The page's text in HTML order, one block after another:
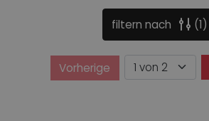
filtern nach 1
Vorherige
Seite